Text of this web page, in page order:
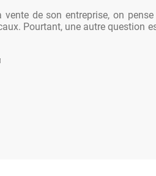
vente de son entreprise, on
Pourtant, une autre question